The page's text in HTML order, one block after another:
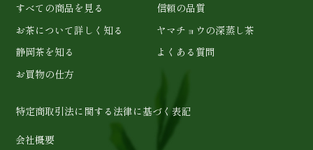
すべての商品を見る
信頼の品質
お茶について詳しく知る
ヤマチョウの深蒸し茶
静岡茶を知る
よくある質問
お買物の仕方
特定商取引法に関する法律に基づく表記
会社概要